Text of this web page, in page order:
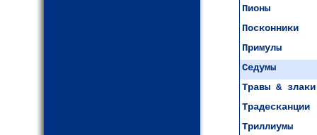
Пионы
Посконники
Примулы
Седумы
Травы & злаки
Традесканции
Триллиумы